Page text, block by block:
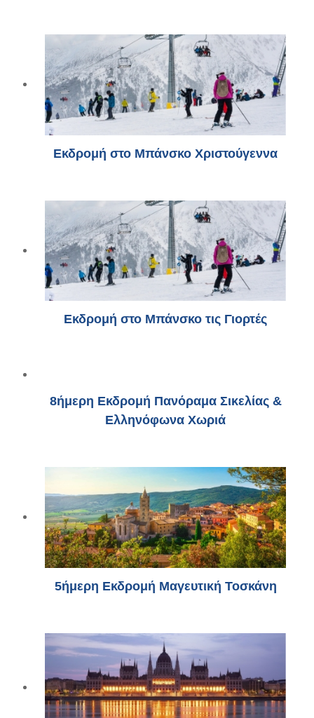
Εκδρομή στο Μπάνσκο Χριστούγεννα
Εκδρομή στο Μπάνσκο τις Γιορτές
8ήμερη Εκδρομή Πανόραμα Σικελίας &
Ελληνόφωνα Χωριά
5ήμερη Εκδρομή Μαγευτική Τοσκάνη